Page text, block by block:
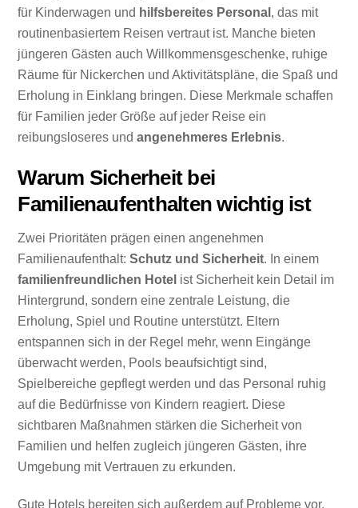
für Kinderwagen und hilfsbereites Personal , das mit
routinenbasiertem Reisen vertraut ist. Manche bieten
jüngeren Gästen auch Willkommensgeschenke, ruhige
Räume für Nickerchen und Aktivitätspläne, die Spaß und
Erholung in Einklang bringen. Diese Merkmale schaffen
für Familien jeder Größe auf jeder Reise ein
reibungsloseres undangenehmeres Erlebnis.
Warum Sicherheit bei
Familienaufenthalten wichtig ist
Zwei Prioritäten prägen einen angenehmen
Familienaufenthalt:Schutz und Sicherheit. In einem
familienfreundlichen Hotel ist Sicherheit kein Detail im
Hintergrund, sondern eine zentrale Leistung, die
Erholung, Spiel und Routine unterstützt. Eltern
entspannen sich in der Regel mehr, wenn Eingänge
überwacht werden, Pools beaufsichtigt sind,
Spielbereiche gepflegt werden und das Personal ruhig
auf die Bedürfnisse von Kindern reagiert. Diese
sichtbaren Maßnahmen stärken die Sicherheit von
Familien und helfen zugleich jüngeren Gästen, ihre
Umgebung mit Vertrauen zu erkunden.
Gute Hotels bereiten sich außerdem auf Probleme vor,